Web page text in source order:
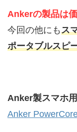
Ankerの製品は
今回の他にもス
ポータブルスピ
Anker製スマホ
Anker